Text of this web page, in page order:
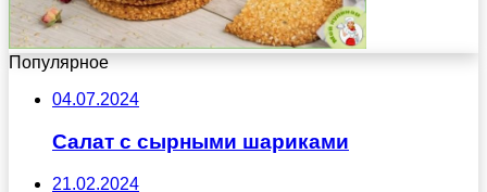
Популярное
04.07.2024
Салат с сырными шариками
21.02.2024